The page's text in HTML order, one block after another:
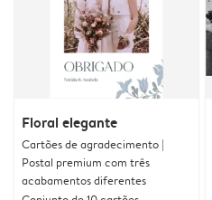
Floral elegante
Cartões de agradecimento |
Postal premium com três
acabamentos diferentes